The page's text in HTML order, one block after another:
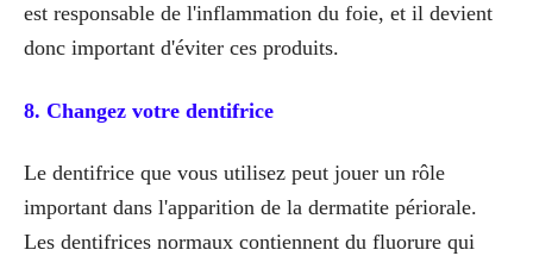
est responsable de l'inflammation du foie, et il devient
donc important d'éviter ces produits.
8. Changez votre dentifrice
Le dentifrice que vous utilisez peut jouer un rôle
important dans l'apparition de la dermatite périorale.
Les dentifrices normaux contiennent du fluorure qui